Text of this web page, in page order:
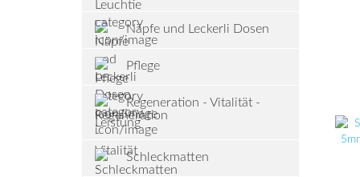
Näpfe und Leckerli Dosen
Pflege
Regeneration - Vitalität -
Leistung
Schleckmatten